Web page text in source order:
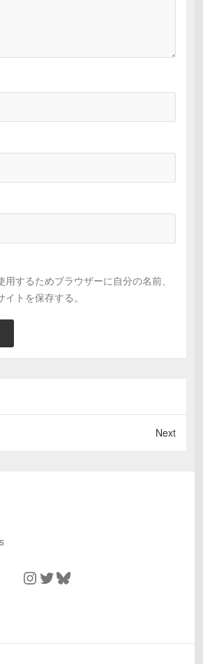
するためブラウザーに自分の名前、
トを保存する。
Next
Instagram
TwitterBluesky